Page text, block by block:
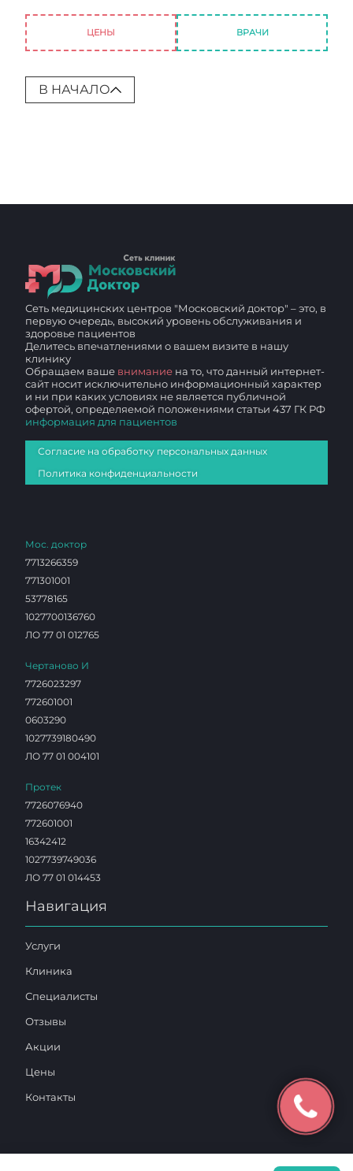
ЦЕНЫ ВРАЧИ
В НАЧАЛО
Сеть медицинских центров "Московский доктор" – это, в
первую очередь, высокий уровень обслуживания и
здоровье пациентов
Делитесь впечатлениями о вашем визите в нашу
клинику
Обращаем ваше внимание на то, что данный интернет-
сайт носит исключительно информационный характер
и ни при каких условиях не является публичной
офертой, определяемой положениями статьи 437 ГК РФ
информация для пациентов
Согласие на обработку персональных данных
Политика конфиденциальности
Мос. доктор
7713266359
771301001
53778165
1027700136760
ЛО 77 01 012765
Чертаново И
7726023297
772601001
0603290
1027739180490
ЛО 77 01 004101
Протек
7726076940
772601001
16342412
1027739749036
ЛО 77 01 014453
Навигация
Услуги
Клиника
Специалисты
Отзывы
Акции
Цены
Контакты